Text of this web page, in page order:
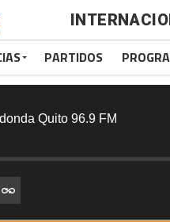
Quito 96.9 FM
PARTIDOS